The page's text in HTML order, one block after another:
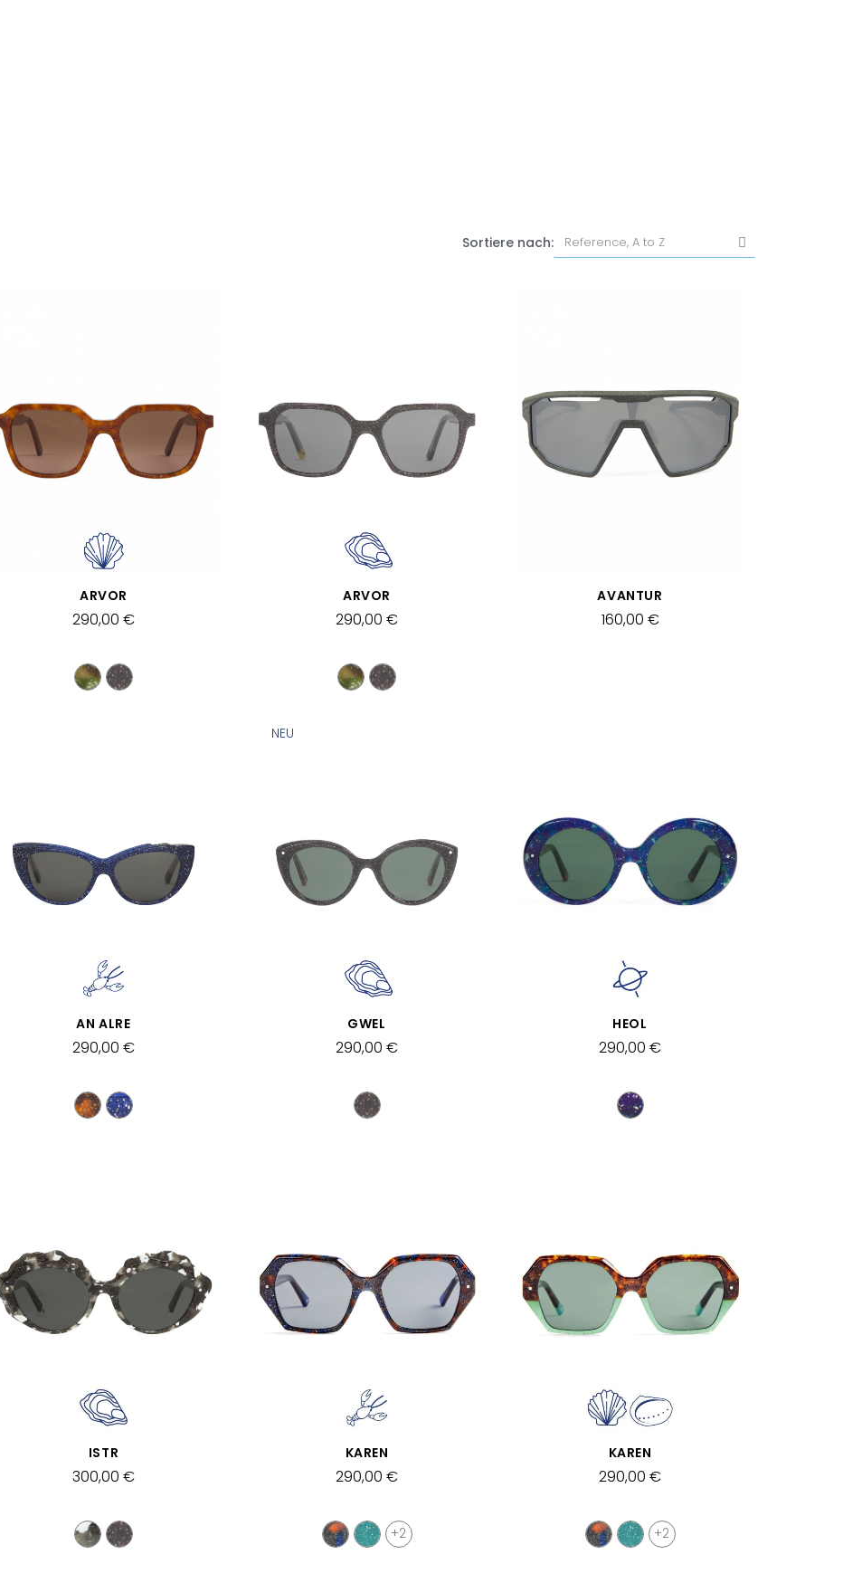
Sortiere nach:
SCHNELLANSICHT
ARVOR
290,00 €
SCHNELLANSICHT
ARVOR
290,00 €
SCHNELLANSICHT
AVANTUR
160,00 €
SCHNELLANSICHT
AN ALRE
290,00 €
SCHNELLANSICHT
NEU
GWEL
290,00 €
SCHNELLANSICHT
HEOL
290,00 €
SCHNELLANSICHT
ISTR
300,00 €
SCHNELLANSICHT
KAREN
290,00 €
+2
SCHNELLANSICHT
KAREN
290,00 €
+2